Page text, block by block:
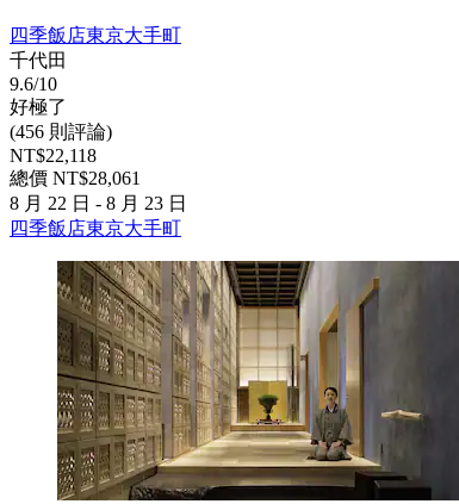
四季飯店東京大手町
千代田
9.6/10
好極了
(456 則評論)
NT$22,118
總價 NT$28,061
8 月 22 日 - 8 月 23 日
四季飯店東京大手町